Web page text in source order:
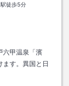
駅徒歩5分
六甲温泉「濱
ます。異国と日